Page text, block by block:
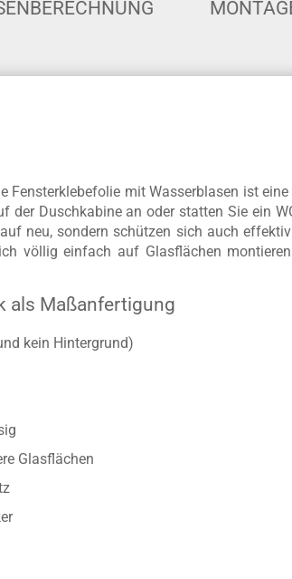
mit Wasserblasen ist
Duschkabine an oder statten Sie ein
neu, sondern schützen sich auch
völlig einfach auf Glasflächen
als Maßanfertigung
kein Hintergrund)
Glasflächen